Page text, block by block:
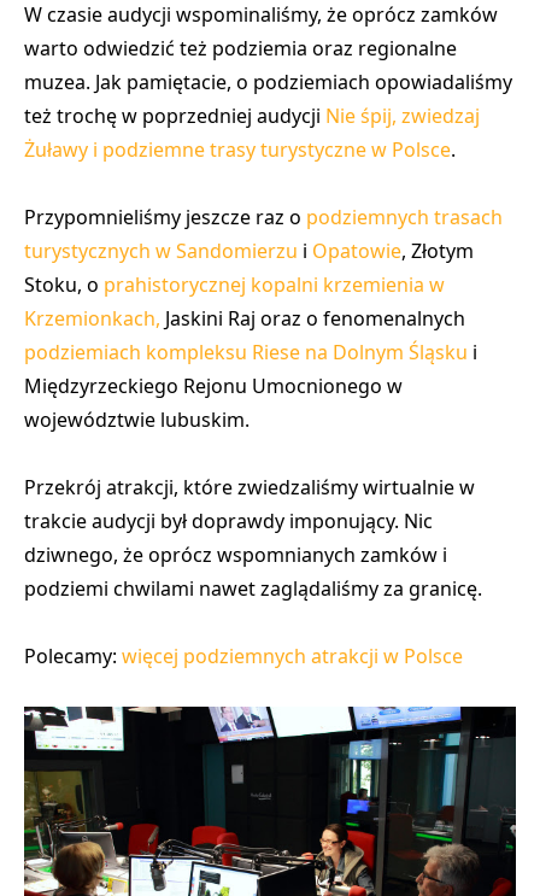
W czasie audycji wspominaliśmy, że oprócz zamków
warto odwiedzić też podziemia oraz regionalne
muzea. Jak pamiętacie, o podziemiach opowiadaliśmy
też trochę w poprzedniej audycji Nie śpij, zwiedzaj
Żuławy i podziemne trasy turystyczne w Polsce.
Przypomnieliśmy jeszcze raz o podziemnych trasach
turystycznych w Sandomierzu i Opatowie, Złotym
Stoku, o prahistorycznej kopalni krzemienia w
Krzemionkach, Jaskini Raj oraz o fenomenalnych
podziemiach kompleksu Riese na Dolnym Śląsku i
Międzyrzeckiego Rejonu Umocnionego w
województwie lubuskim.
Przekrój atrakcji, które zwiedzaliśmy wirtualnie w
trakcie audycji był doprawdy imponujący. Nic
dziwnego, że oprócz wspomnianych zamków i
podziemi chwilami nawet zaglądaliśmy za granicę.
Polecamy: więcej podziemnych atrakcji w Polsce